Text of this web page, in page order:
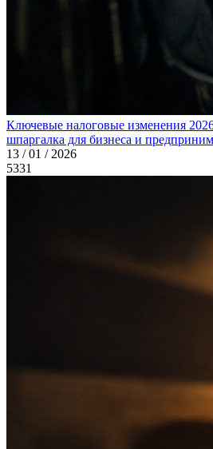
Ключевые налоговые изменения
шпаргалка для бизнеса и
13 / 01 / 2026
5331